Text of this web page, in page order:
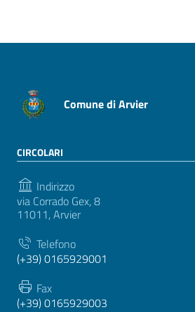
Comune di Arvier
CIRCOLARI
Indirizzo
via Corrado Gex, 8
11011, Arvier
Telefono
(+39) 0165929001
Fax
(+39) 0165929003